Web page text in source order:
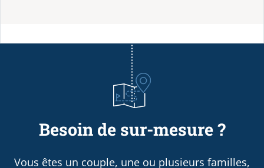
Besoin de sur-mesure ?
Vous êtes un couple, une ou plusieurs familles,